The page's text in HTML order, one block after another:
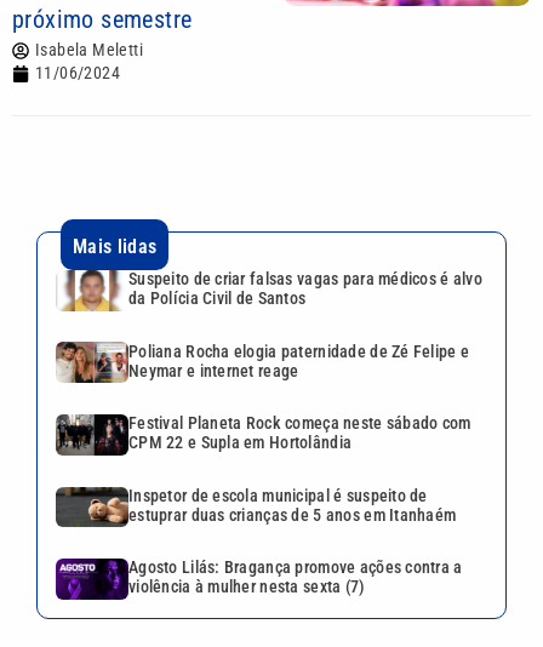
próximo semestre
Isabela Meletti
11/06/2024
Mais lidas
Suspeito de criar falsas vagas para médicos é alvo
da Polícia Civil de Santos
Poliana Rocha elogia paternidade de Zé Felipe e
Neymar e internet reage
Festival Planeta Rock começa neste sábado com
CPM 22 e Supla em Hortolândia
Inspetor de escola municipal é suspeito de
estuprar duas crianças de 5 anos em Itanhaém
Agosto Lilás: Bragança promove ações contra a
violência à mulher nesta sexta (7)